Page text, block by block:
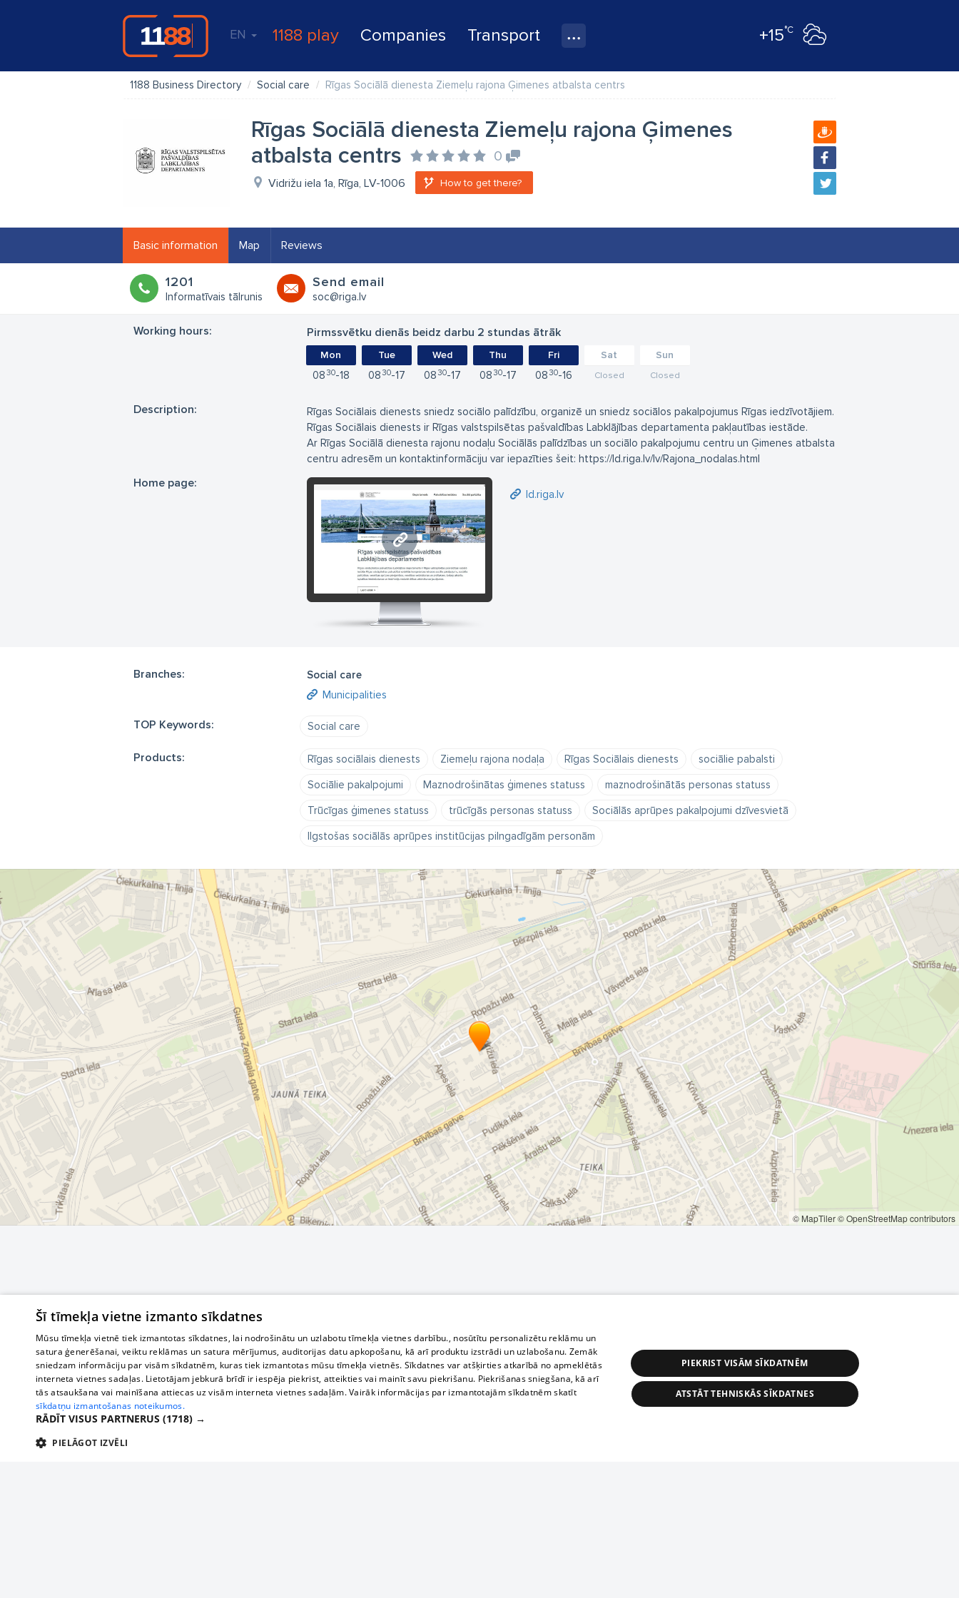
EN 1188 play Companies Transport +15°C
1188 Business Directory Social care Rīgas Sociālā dienesta Ziemeļu rajona Ģimenes atbalsta centrs
Rīgas Sociālā dienesta Ziemeļu rajona Ģimenes
atbalsta centrs
0
Vidrižu iela 1a, Rīga, LV-1006 How to get there?
Basic information Map Reviews
1201
Informatīvais tālrunis
Send email
soc@riga.lv
Working hours: Pirmssvētku dienās beidz darbu 2 stundas ātrāk
Mon
08 30 18
Tue
08 30 17
Wed
08 30 17
Thu
08 30 17
Fri
08 30 16
Sat
Closed
Sun
Closed
Description:
Rīgas Sociālais dienests sniedz sociālo palīdzību, organizē un sniedz sociālos pakalpojumus Rīgas iedzīvotājiem.
Rīgas Sociālais dienests ir Rīgas valstspilsētas pašvaldības Labklājības departamenta pakļautības iestāde.
Ar Rīgas Sociālā dienesta rajonu nodaļu Sociālās palīdzības un sociālo pakalpojumu centru un Ģimenes atbalsta
centru adresēm un kontaktinformāciju var iepazīties šeit: https://ld.riga.lv/lv/Rajona_nodalas.html
Home page:
ld.riga.lv
ld.riga.lv
Branches:
Social care
Municipalities
TOP Keywords: Social care
Products: Rīgas sociālais dienests Ziemeļu rajona nodaļa Rīgas Sociālais dienests
sociālie pabalsti
Sociālie pakalpojumi
Maznodrošinātas ģimenes statuss
maznodrošinātās personas statuss
Trūcīgas ģimenes statuss
trūcīgās personas statuss
Sociālās aprūpes pakalpojumi dzīvesvietā
Ilgstošas sociālās aprūpes institūcijas pilngadīgām personām
© MapTiler© OpenStreetMap contributors
Šī tīmekļa vietne izmanto sīkdatnes
Mūsu tīmekļa vietnē tiek izmantotas sīkdatnes, lai nodrošinātu un uzlabotu tīmekļa vietnes darbību., nosūtītu personalizētu reklāmu un
satura ģenerēšanai, veiktu reklāmas un satura mērījumus, auditorijas datu apkopošanu, kā arī produktu izstrādi un uzlabošanu. Zemāk
sniedzam informāciju par visām sīkdatnēm, kuras tiek izmantotas mūsu tīmekļa vietnēs. Sīkdatnes var atšķirties atkarībā no apmeklētās
interneta vietnes sadaļas. Lietotājam jebkurā brīdī ir iespēja piekrist, atteikties vai mainīt savu piekrišanu. Piekrišanas sniegšana, kā arī
tās atsaukšana vai mainīšana attiecas uz visām interneta vietnes sadaļām. Vairāk informācijas par izmantotajām sīkdatnēm skatīt
sīkdatņu izmantošanas noteikumos.
RĀDĪT VISUS PARTNERUS (1718) →
PIELĀGOT IZVĒLI
PIEKRIST VISĀM SĪKDATNĒM
ATSTĀT TEHNISKĀS SĪKDATNES